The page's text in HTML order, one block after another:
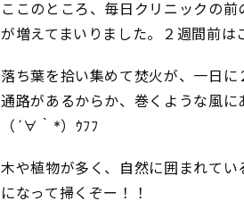
ここのところ、毎日クリニックの
が増えてまいりました。２週間前
落ち葉を拾い集めて焚火が、一日
通路があるからか、巻くような風
（´∀｀*）ｳﾌﾌ
木や植物が多く、自然に囲まれて
になって掃くぞー！！